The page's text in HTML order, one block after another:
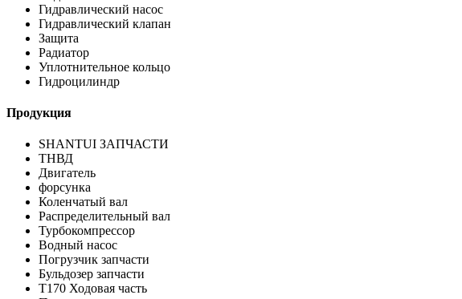
Гидравлический насос
Гидравлический клапан
Защита
Радиатор
Уплотнительное кольцо
Гидроцилиндр
Продукция
SHANTUI ЗАПЧАСТИ
ТНВД
Двигатель
форсунка
Коленчатый вал
Распределительный вал
Турбокомпрессор
Водный насос
Погрузчик запчасти
Бульдозер запчасти
T170 Ходовая часть